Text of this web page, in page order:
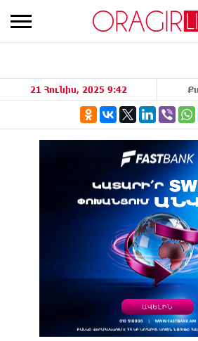
21 Հունիս, 2025 9:42